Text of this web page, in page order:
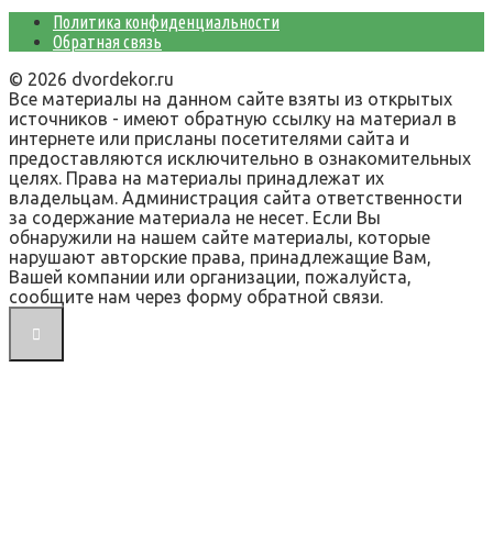
Политика конфиденциальности
Обратная связь
© 2026 dvordekor.ru
Все материалы на данном сайте взяты из открытых
источников - имеют обратную ссылку на материал в
интернете или присланы посетителями сайта и
предоставляются исключительно в ознакомительных
целях. Права на материалы принадлежат их
владельцам. Администрация сайта ответственности
за содержание материала не несет. Если Вы
обнаружили на нашем сайте материалы, которые
нарушают авторские права, принадлежащие Вам,
Вашей компании или организации, пожалуйста,
сообщите нам через форму обратной связи.